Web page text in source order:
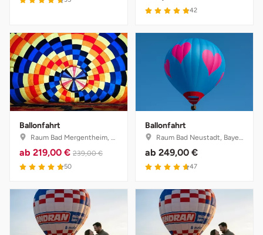
42
Ballonfahrt
Raum Bad Mergentheim, Baden-Württemberg
ab 219,00 € 239,00 €
50
Ballonfahrt
Raum Bad Neustadt, Bayern
ab 249,00 €
47